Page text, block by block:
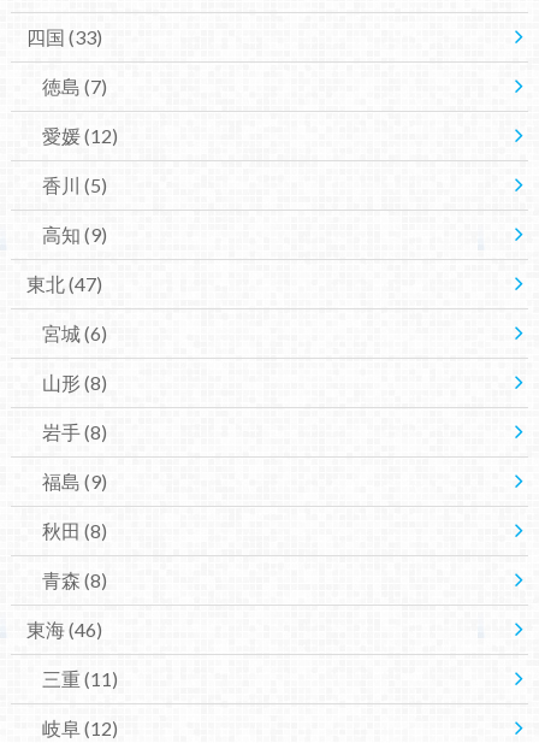
四国 (33)
徳島 (7)
愛媛(12)
香川 (5)
高知 (9)
東北(47)
宮城(6)
山形(8)
岩手(8)
福島 (9)
秋田 (8)
青森 (8)
東海(46)
三重 (11)
岐阜(12)